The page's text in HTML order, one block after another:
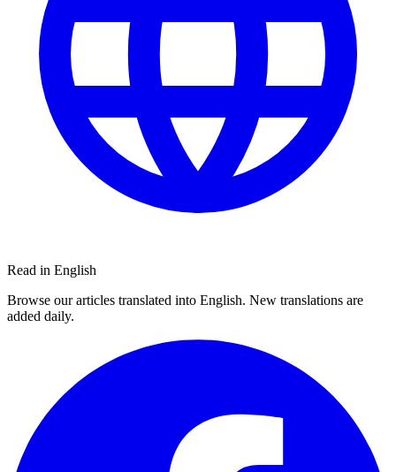
Read in English
Browse our articles translated into English. New translations are
added daily.